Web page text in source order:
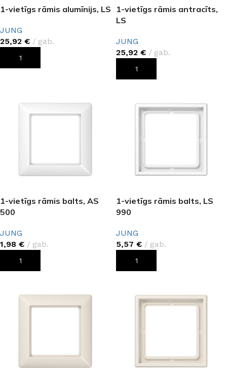
1-vietīgs rāmis alumīnijs, LS
JUNG
25,92 € gab.
PIEVIENOT GROZAM
1-vietīgs rāmis antracīts,
LS
JUNG
25,92 € gab.
PIEVIENOT GROZAM
1-vietīgs rāmis balts, AS
500
JUNG
1,98 € gab.
PIEVIENOT GROZAM
1-vietīgs rāmis balts, LS
990
JUNG
5,57 € gab.
PIEVIENOT GROZAM